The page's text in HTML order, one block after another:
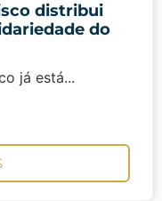
distribui
do
já está...